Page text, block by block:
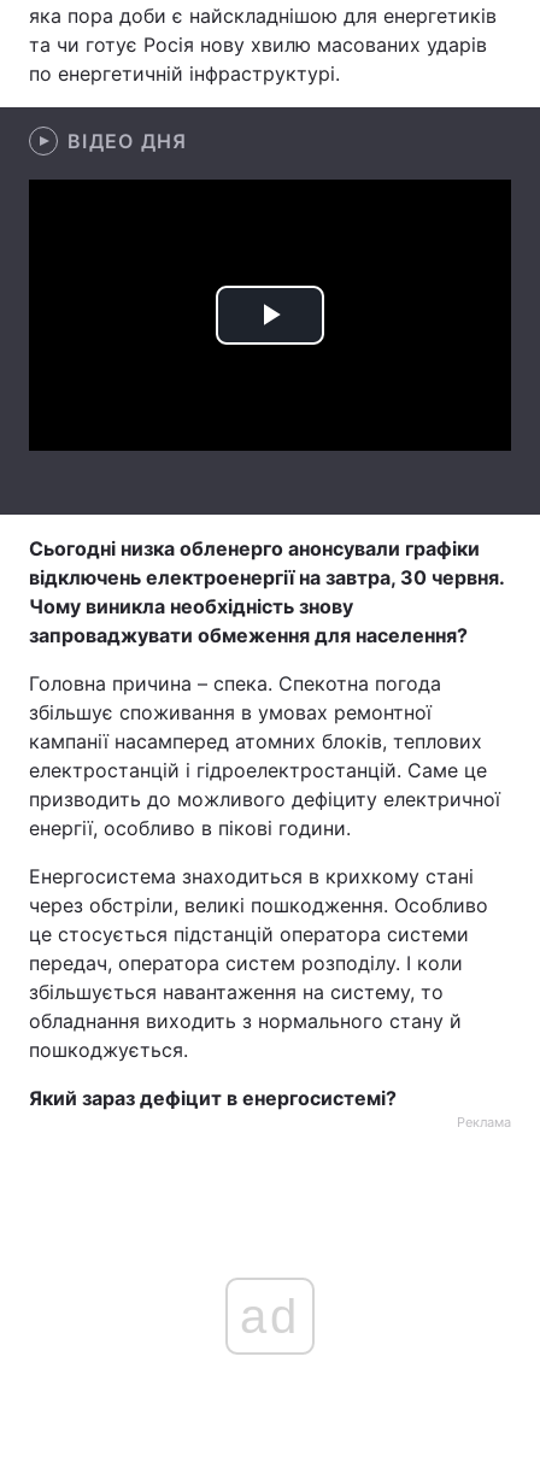
Економіка Світ
Спорт Наука
Техно і зв'язок
Погода
Регіони
Архів Вакансії
Контакти
Послуги
Тема оформлення
яка пора доби є найскладнішою для енергетиків
та чи готує Росія нову хвилю масованих ударів
по енергетичній інфраструктурі.
ВІДЕО ДНЯ
Play
Сьогодні низка обленерго анонсували графіки
відключень електроенергії на завтра, 30 червня.
Чому виникла необхідність знову
запроваджувати обмеження для населення?
Головна причина – спека. Спекотна погода
збільшує споживання в умовах ремонтної
кампанії насамперед атомних блоків, теплових
електростанцій і гідроелектростанцій. Саме це
призводить до можливого дефіциту електричної
енергії, особливо в пікові години.
Енергосистема знаходиться в крихкому стані
через обстріли, великі пошкодження. Особливо
це стосується підстанцій оператора системи
передач, оператора систем розподілу. І коли
збільшується навантаження на систему, то
обладнання виходить з нормального стану й
пошкоджується.
Який зараз дефіцит в енергосистемі?
Реклама
ad